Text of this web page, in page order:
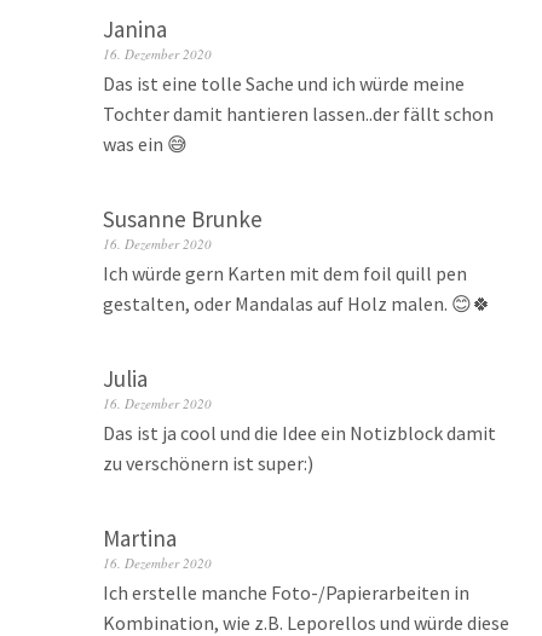
Janina
16. Dezember 2020
Das ist eine tolle Sache und ich würde meine
Tochter damit hantieren lassen..der fällt schon
was ein 😅
Susanne Brunke
16. Dezember 2020
Ich würde gern Karten mit dem foil quill pen
gestalten, oder Mandalas auf Holz malen. 😊🍀
Julia
16. Dezember 2020
Das ist ja cool und die Idee ein Notizblock damit
zu verschönern ist super:)
Martina
16. Dezember 2020
Ich erstelle manche Foto-/Papierarbeiten in
Kombination, wie z.B. Leporellos und würde diese